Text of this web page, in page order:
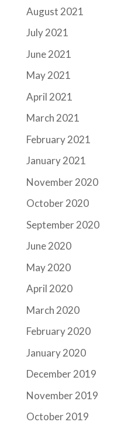
August 2021
July 2021
June 2021
May 2021
April 2021
March 2021
February 2021
January 2021
November 2020
October 2020
September 2020
June 2020
May 2020
April 2020
March 2020
February 2020
January 2020
December 2019
November 2019
October 2019